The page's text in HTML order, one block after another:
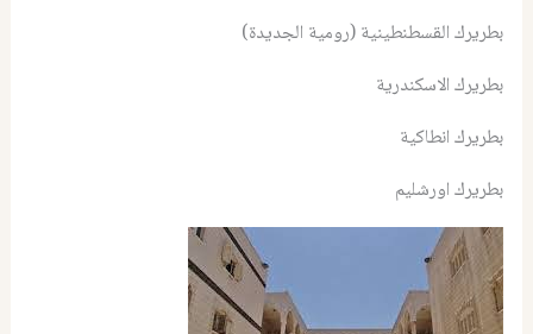
بطريرك القسطنطينية (رومية الجديدة)
بطريرك الاسكندرية
بطريرك انطاكية
بطريرك اورشليم